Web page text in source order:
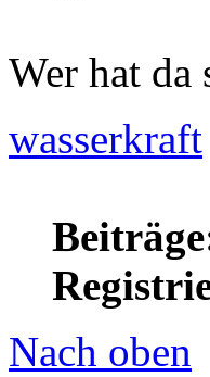
Wer hat da
wasserkraft
Nach oben